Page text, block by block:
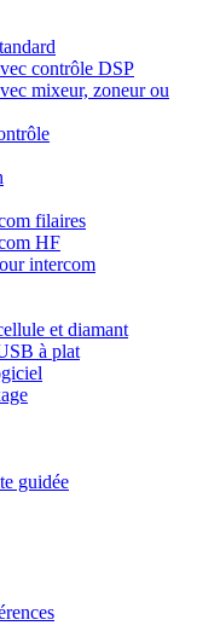
contrôle DSP
mixeur, zoneur ou
filaires
HF
intercom
et diamant
à plat
guidée